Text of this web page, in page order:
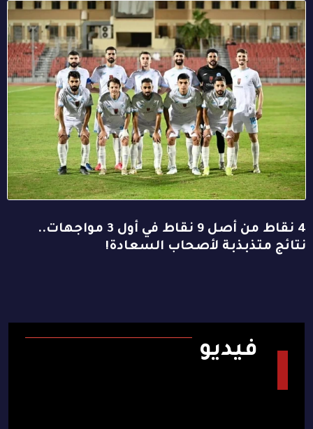
4 نقاط من أصل 9 نقاط في أول 3 مواجهات..
نتائج متذبذبة لأصحاب السعادة!
فيديو